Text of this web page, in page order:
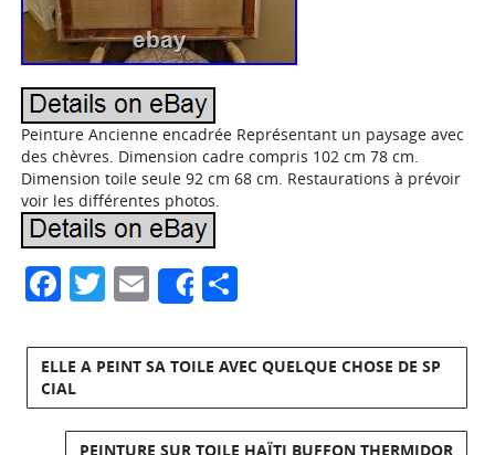
Peinture Ancienne encadrée Représentant un paysage avec
des chèvres. Dimension cadre compris 102 cm 78 cm.
Dimension toile seule 92 cm 68 cm. Restaurations à prévoir
voir les différentes photos.
Facebook
Twitter
Email
Share
ELLE A PEINT SA TOILE AVEC QUELQUE CHOSE DE SP
CIAL
PEINTURE SUR TOILE HAÏTI BUFFON THERMIDOR